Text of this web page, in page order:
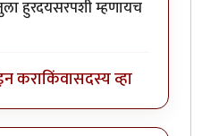
हुरदयसरपशी म्हणायच
कराकिंवासदस्य व्हा